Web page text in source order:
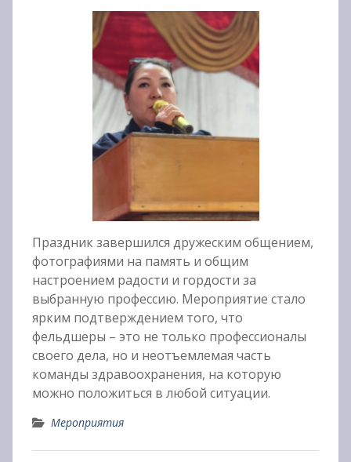
Праздник завершился дружеским общением,
фотографиями на память и общим
настроением радости и гордости за
выбранную профессию. Мероприятие стало
ярким подтверждением того, что
фельдшеры – это не только профессионалы
своего дела, но и неотъемлемая часть
команды здравоохранения, на которую
можно положиться в любой ситуации.
Мероприятия